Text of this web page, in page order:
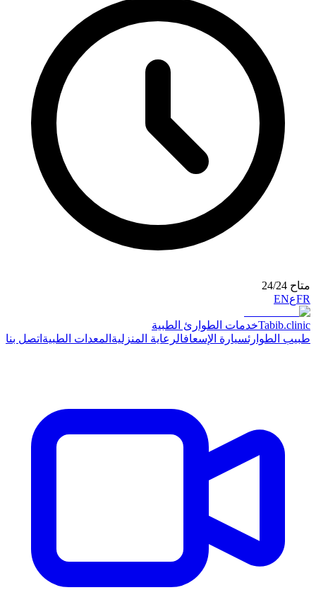
الطوارئ الطبية
الإسعافالرعاية المنزليةالمعدات الطبيةاتصل بنا